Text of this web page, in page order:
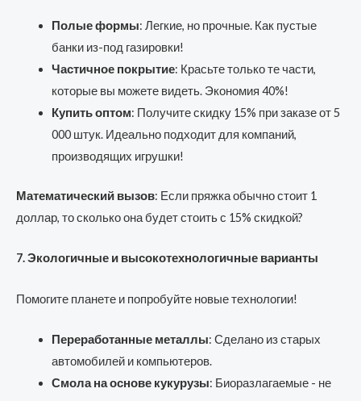
Полые формы: Легкие, но прочные. Как пустые
банки из-под газировки!
Частичное покрытие: Красьте только те части,
которые вы можете видеть. Экономия 40%!
Купить оптом: Получите скидку 15% при заказе от 5
000 штук. Идеально подходит для компаний,
производящих игрушки!
Математический вызов: Если пряжка обычно стоит 1
доллар, то сколько она будет стоить с 15% скидкой?
7. Экологичные и высокотехнологичные варианты
Помогите планете и попробуйте новые технологии!
Переработанные металлы: Сделано из старых
автомобилей и компьютеров.
Смола на основе кукурузы: Биоразлагаемые - не